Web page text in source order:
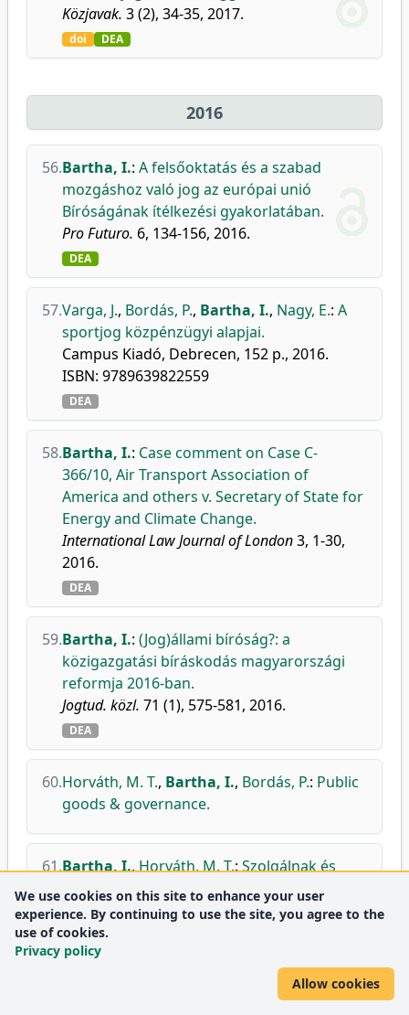
Közjavak. 3 (2), 34-35, 2017.
doi DEA
2016
56.Bartha, I.: A felsőoktatás és a szabad
mozgáshoz való jog az európai unió
Bíróságának ítélkezési gyakorlatában.
Pro Futuro. 6, 134-156, 2016.
DEA
57.Varga, J., Bordás, P., Bartha, I., Nagy, E.: A
sportjog közpénzügyi alapjai.
Campus Kiadó, Debrecen, 152 p., 2016.
ISBN: 9789639822559
DEA
58.Bartha, I.: Case comment on Case C-
366/10, Air Transport Association of
America and others v. Secretary of State for
Energy and Climate Change.
International Law Journal of London3, 1-30,
2016.
DEA
59.Bartha, I.: (Jog)állami bíróság?: a
közigazgatási bíráskodás magyarországi
reformja 2016-ban.
Jogtud. közl. 71 (1), 575-581, 2016.
DEA
60.Horváth, M. T., Bartha, I., Bordás, P.: Public
goods & governance.
61.Bartha, I.,Horváth, M. T.:Szolgálnak és
védnek: közjogi albizottsági vita elé.
Közjavak.2 (5), 3-4, 2016.
DEA
We use cookies on this site to enhance your user
experience. By continuing to use the site, you agree to the
use of cookies.
Privacy policy
Allow cookies